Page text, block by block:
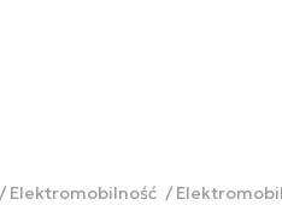
Elektromobilność